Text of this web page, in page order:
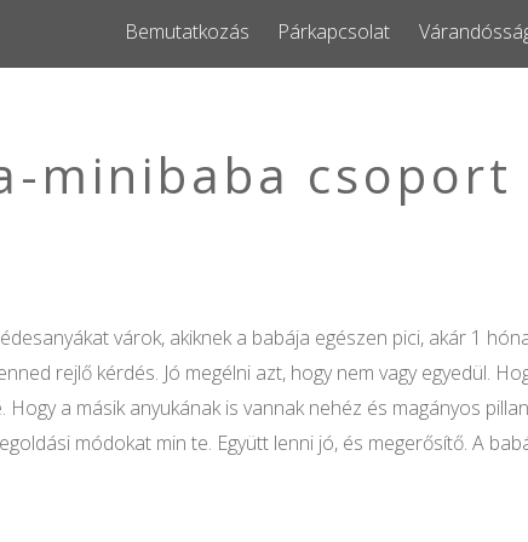
Bemutatkozás Párkapcsolat
minibaba csoport
várok, akiknek a babája egészen pici, akár 1
rejlő kérdés. Jó megélni azt, hogy nem vagy egyedül.
a másik anyukának is vannak nehéz és magányos
módokat min te. Együtt lenni jó, és megerősítő. A